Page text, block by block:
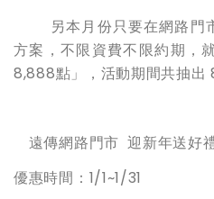
另本月份只要在網路門
方案，不限資費不限約期，
8,888點」，活動期間共抽出
遠傳網路門市 迎新年送好
優惠時間：1/1~1/31